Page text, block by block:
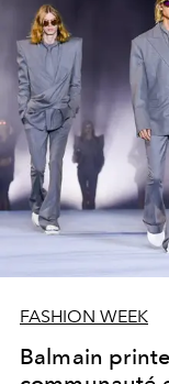
FASHION WEEK
Balmain